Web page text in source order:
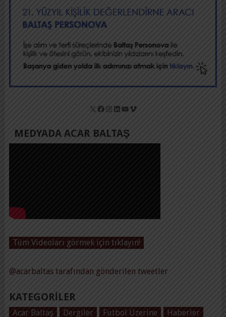
X Facebook
Instagram
LinkedIn
YouTube
Vimeo
MEDYADA ACAR BALTAŞ
Tüm Videoları görmek için tıklayın!
@acarbaltas tarafından gönderilen tweetler
KATEGORILER
Acar Baltaş Dergiler Futbol Üzerine
Haberler